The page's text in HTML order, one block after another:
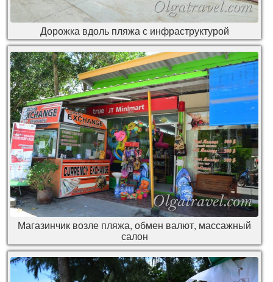
Дорожка вдоль пляжа с инфраструктурой
Магазинчик возле пляжа, обмен валют, массажный
салон